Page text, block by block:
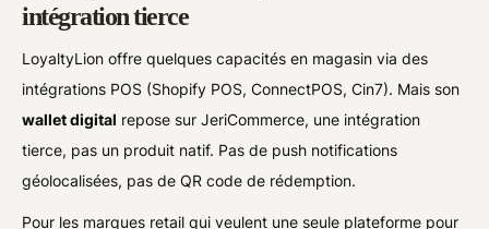
intégration tierce
LoyaltyLion offre quelques capacités en magasin via des
intégrations POS (Shopify POS, ConnectPOS, Cin7). Mais son
wallet digital repose sur JeriCommerce, une intégration
tierce, pas un produit natif. Pas de push notifications
géolocalisées, pas de QR code de rédemption.
Pour les marques retail qui veulent une seule plateforme pour